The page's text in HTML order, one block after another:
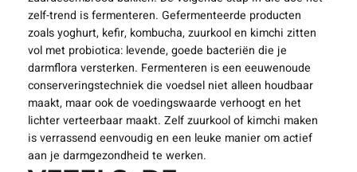
zelf-trend is fermenteren. Gefermenteerde producten
zoals yoghurt, kefir, kombucha, zuurkool en kimchi zitten
vol met probiotica: levende, goede bacteriën die je
darmflora versterken. Fermenteren is een eeuwenoude
conserveringstechniek die voedsel niet alleen houdbaar
maakt, maar ook de voedingswaarde verhoogt en het
lichter verteerbaar maakt. Zelf zuurkool of kimchi maken
is verrassend eenvoudig en een leuke manier om actief
aan je darmgezondheid te werken.